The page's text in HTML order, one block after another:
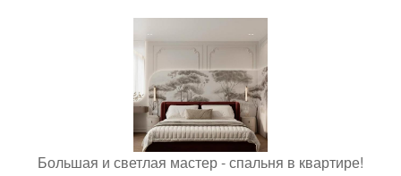
Большая и светлая мастер - спальня в квартире!